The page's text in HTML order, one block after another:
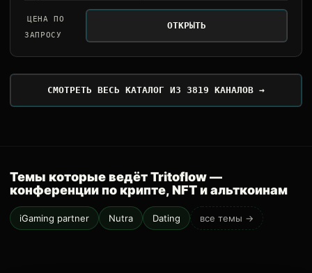
ЦЕНА ПО
ЗАПРОСУ
ОТКРЫТЬ
СМОТРЕТЬ ВЕСЬ КАТАЛОГ ИЗ 3819 КАНАЛОВ →
Темы которые ведёт Tritoflow —
конференции по крипте, NFT и альткоинам
iGaming partner Nutra Dating все темы →